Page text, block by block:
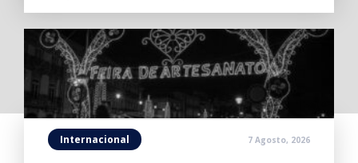
Internacional 7 Agosto, 2026